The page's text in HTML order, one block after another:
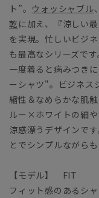
ト”。 ウォッシャブル、
乾 に加え、『涼しい
を実現。忙しいビジ
も最高なシリーズです
一度着ると病みつき
ーシャツ"。ビジネス
縮性＆なめらかな肌
ルー×ホワイトの細
涼感漂うデザインで
とでシンプルながら
【モデル】 FIT
フィット感のあるシ